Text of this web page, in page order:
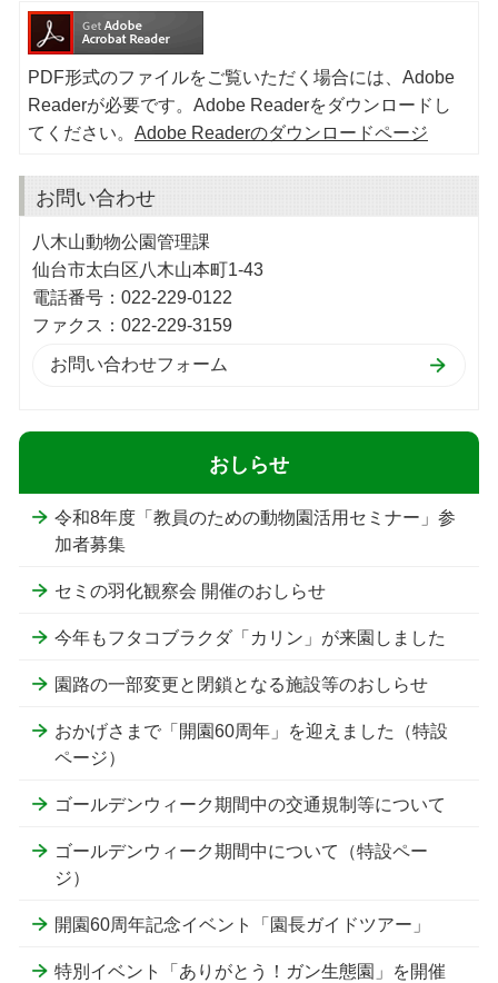
PDF形式のファイルをご覧いただく場合には、Adobe
Readerが必要です。Adobe Readerをダウンロードし
てください。 Adobe Readerのダウンロードページ
お問い合わせ
八木山動物公園管理課
仙台市太白区八木山本町1-43
電話番号：022-229-0122
ファクス：022-229-3159
おしらせ
令和8年度「教員のための動物園活用セミナー」参
加者募集
セミの羽化観察会 開催のおしらせ
今年もフタコブラクダ「カリン」が来園しました
園路の一部変更と閉鎖となる施設等のおしらせ
おかげさまで「開園60周年」を迎えました（特設
ページ）
ゴールデンウィーク期間中の交通規制等について
ゴールデンウィーク期間中について（特設ペー
ジ）
開園60周年記念イベント「園長ガイドツアー」
特別イベント「ありがとう！ガン生態園」を開催